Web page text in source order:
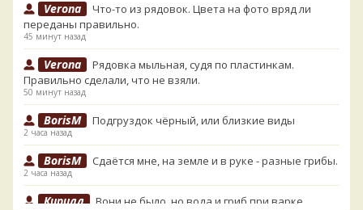
Verona
Что-то из рядовок. Цвета на фото вряд ли
переданы правильно.
45 минут назад
Verona
Рядовка мыльная, судя по пластинкам.
Правильно сделали, что не взяли.
50 минут назад
BorisM Подгруздок чёрный, или близкие виды
2 часа назад
BorisM Сдаётся мне, на земле и в руке - разные грибы.
2 часа назад
Кирилл
Вони не было, но вода и гриб при варке